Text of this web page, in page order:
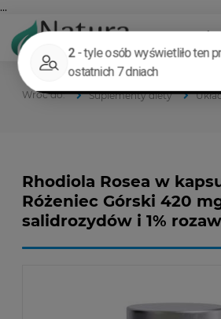
...
Suplementy diety
Rhodiola Rosea w
Różeniec Górski 420
salidrozydów i 1%